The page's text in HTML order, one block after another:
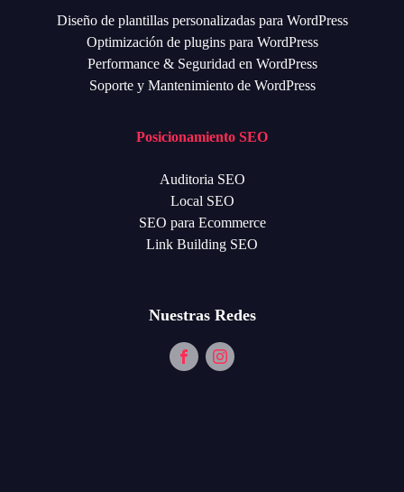
Diseño de plantillas personalizadas para WordPress
Optimización de plugins para WordPress
Performance & Seguridad en WordPress
Soporte y Mantenimiento de WordPress
Posicionamiento SEO
Auditoria SEO
Local SEO
SEO para Ecommerce
Link Building SEO
Nuestras Redes